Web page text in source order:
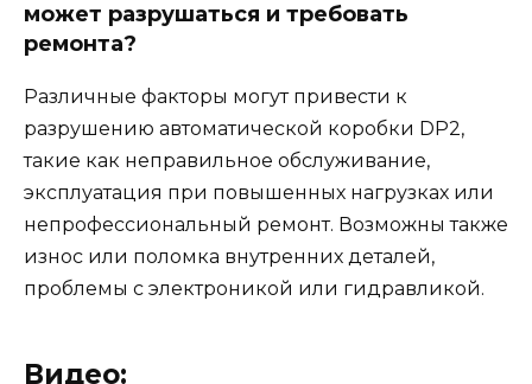
может разрушаться и требовать
ремонта?
Различные факторы могут привести к
разрушению автоматической коробки DP2,
такие как неправильное обслуживание,
эксплуатация при повышенных нагрузках или
непрофессиональный ремонт. Возможны также
износ или поломка внутренних деталей,
проблемы с электроникой или гидравликой.
Видео: